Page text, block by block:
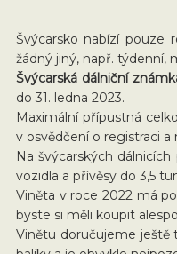
Švýcarsko nabízí pouze
žádný jiný, např. týdenní,
Švýcarská dálniční
do 31. ledna 2023.
Maximální přípustná
v osvědčení o registraci
Na švýcarských
vozidla a přívěsy do 3,5
Viněta v roce 2022 má
byste si měli koupit
Vinětu doručujeme ještě